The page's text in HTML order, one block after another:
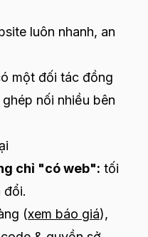
luôn nhanh, an
một đối tác đồng
nối nhiều bên
chỉ "có web": tối
đổi.
(xem báo giá),